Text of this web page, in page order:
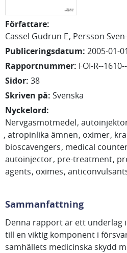
Författare:
Cassel Gudrun E Persson
Publiceringsdatum: 2005-01-01
Rapportnummer: FOI-R--
Sidor: 38
Skriven på: Svenska
Nyckelord:
Nervgasmotmedel
atropinlika ämnen oximer
bioscavengers medical
autoinjector pre-treatment
agents oximes
Sammanfattning
Denna rapport är ett underlag
till en viktig komponent i
samhällets medicinska skydd